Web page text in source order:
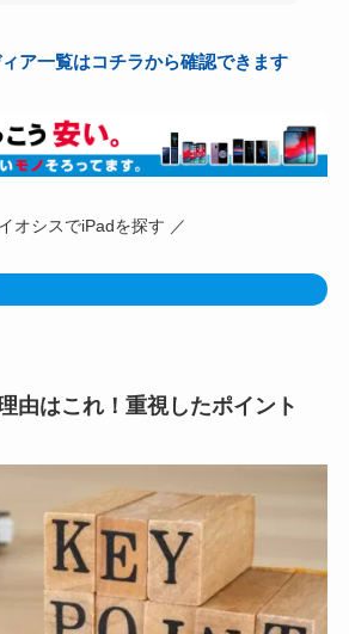
ア一覧はコチラから確認できます
オシスでiPadを探す ／
由はこれ！重視したポイント